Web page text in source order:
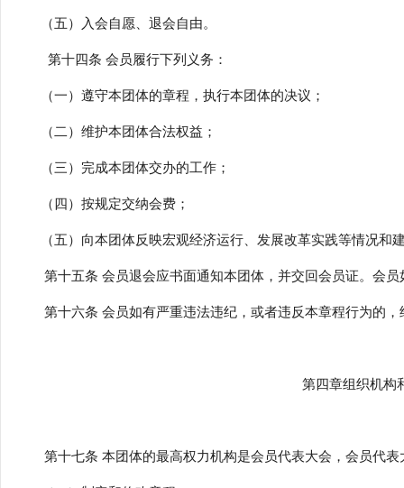
（五）入会自愿、退会自由。
第十四条 会员履行下列义务：
（一）遵守本团体的章程，执行本团体的决议；
（二）维护本团体合法权益；
（三）完成本团体交办的工作；
（四）按规定交纳会费；
（五）向本团体反映宏观经济运行、发展改革实践等情况和
第十五条 会员退会应书面通知本团体，并交回会员证。会员
第十六条 会员如有严重违法违纪，或者违反本章程行为的，
第四章组织机构
第十七条 本团体的最高权力机构是会员代表大会，会员代表